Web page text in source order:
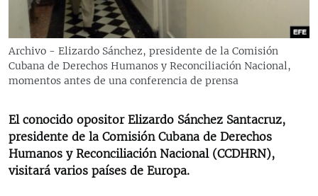
RADIO MARTÍ
ESPECIALES
ESPECIALES
LA REALIDAD DE LA VIVIENDA EN CUBA
SER VIEJO EN CUBA
KENTU-CUBANO
LOS SANTOS DE HIALEAH
MULTIMEDIA
EDITORIALES
SÍGUENOS
Archivo - Elizardo Sánchez, presidente de la Comisión
Cubana de Derechos Humanos y Reconciliación Nacional,
momentos antes de una conferencia de prensa
El conocido opositor Elizardo Sánchez Santacruz,
presidente de la Comisión Cubana de Derechos
Humanos y Reconciliación Nacional (CCDHRN),
visitará varios países de Europa.